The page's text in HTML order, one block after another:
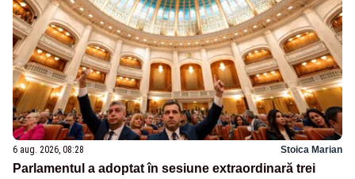
6 aug. 2026, 08:28 Stoica Marian
Parlamentul a adoptat în sesiune extraordinară trei